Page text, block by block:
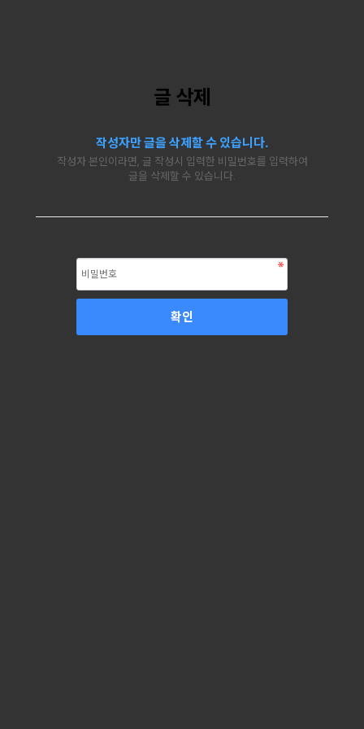
글 삭제
작성자만 글을 삭제할 수 있습니다.
작성자 본인이라면, 글 작성시 입력한 비밀번호를 입력하여
글을 삭제할 수 있습니다.